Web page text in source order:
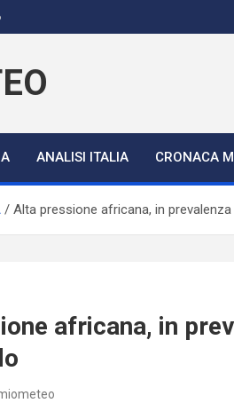
ANALISI ITALIA CRONACA
Alta pressione africana, in
africana, in